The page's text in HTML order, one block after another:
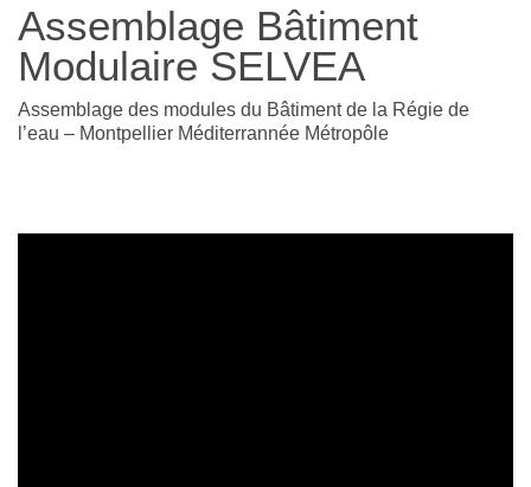
Assemblage Bâtiment
Modulaire SELVEA
Assemblage des modules du Bâtiment de la Régie de
l’eau – Montpellier Méditerrannée Métropôle